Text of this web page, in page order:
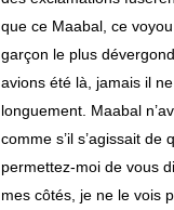
que ce Maabal, ce
garçon le plus
avions été là, jamais il
longuement. Maabal
comme s’il s’agissait de
permettez-moi de vous
mes côtés, je ne le vois